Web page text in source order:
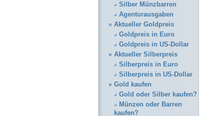
Silber Münzbarren
Agenturausgaben
Aktueller Goldpreis
Goldpreis in Euro
Goldpreis in US-Dollar
Aktueller Silberpreis
Silberpreis in Euro
Silberpreis in US-Dollar
Gold kaufen
Gold oder Silber kaufen?
Münzen oder Barren
kaufen?